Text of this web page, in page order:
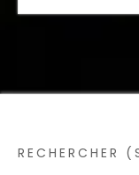
RECHERCHER